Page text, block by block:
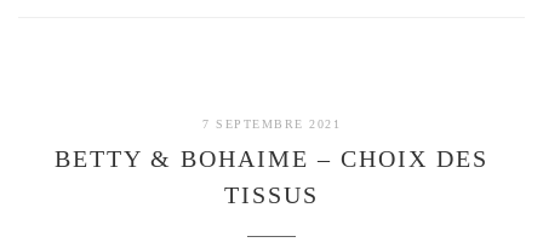
7 SEPTEMBRE 2021
BETTY & BOHAIME – CHOIX DES
TISSUS